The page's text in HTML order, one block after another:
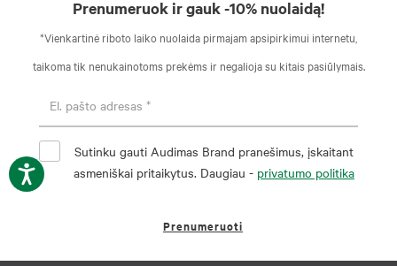
Prenumeruok ir gauk -10% nuolaidą!
*Vienkartinė riboto laiko nuolaida pirmajam apsipirkimui internetu,
taikoma tik nenukainotoms prekėms ir negalioja su kitais pasiūlymais.
Sutinku gauti Audimas Brand pranešimus, įskaitant
asmeniškai pritaikytus. Daugiau - privatumo politika
Prenumeruoti